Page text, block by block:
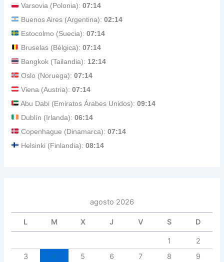
Varsovia (Polonia):07:14
Buenos Aires (Argentina):02:14
Estocolmo (Suecia):07:14
Bruselas (Bélgica):07:14
Bangkok (Tailandia): 12:14
Oslo (Noruega):07:14
Viena (Austria):07:14
Abu Dabi (Emiratos Árabes Unidos):09:14
Dublín (Irlanda):06:14
Copenhague (Dinamarca):07:14
Helsinki (Finlandia):08:14
agosto 2026
L M X J V S D
1
2
3
5 6 7 8
9